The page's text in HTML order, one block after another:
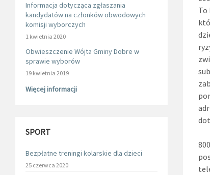
To
Informacja dotycząca zgłaszania
kandydatów na członków obwodowych
komisji wyborczych
1 kwietnia 2020
Obwieszczenie Wójta Gminy Dobre w
sprawie wyborów
19 kwietnia 2019
Więcej informacji
SPORT
Bezpłatne treningi kolarskie dla dzieci
25 czerwca 2020